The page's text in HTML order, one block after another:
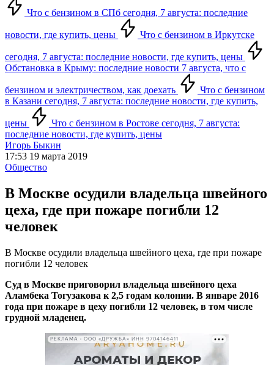
Что с бензином в СПб сегодня, 7 августа: последние
новости, где купить, цены Что с бензином в Иркутске
сегодня, 7 августа: последние новости, где купить, цены
Обстановка в Крыму: последние новости 7 августа, что с
бензином и электричеством, как доехать
Что с бензином
в Казани сегодня, 7 августа: последние новости, где купить,
цены
Что с бензином в Ростове сегодня, 7 августа:
последние новости, где купить, цены
Игорь Быкин
17:53 19 марта 2019
Общество
В Москве осудили владельца швейного
цеха, где при пожаре погибли 12
человек
В Москве осудили владельца швейного цеха, где при пожаре
погибли 12 человек
Суд в Москве приговорил владельца швейного цеха
Аламбека Тогузакова к 2,5 годам колонии. В январе 2016
года при пожаре в цеху погибли 12 человек, в том числе
грудной младенец.
РЕКЛАМА • ООО «ДРУЖБА» ИНН 9704146411